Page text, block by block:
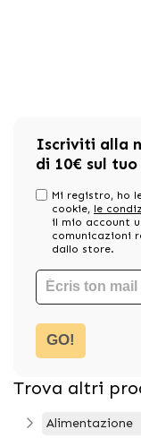
Iscriviti alla
di 10€ sul
Mi registro, ho
cookie, le
il mio account
comunicazioni
dallo store.
GO!
Trova altri
Alimentazione